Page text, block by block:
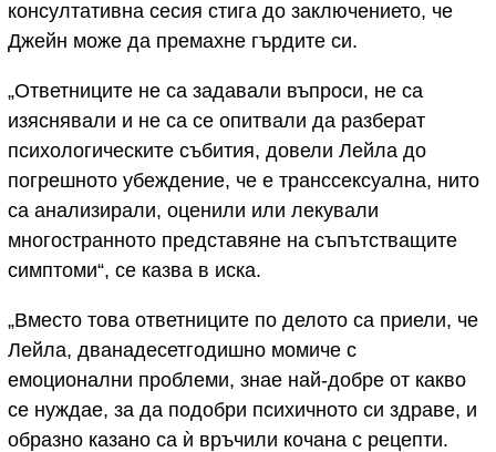
консултативна сесия стига до заключението, че
Джейн може да премахне гърдите си.
„Ответниците не са задавали въпроси, не са
изяснявали и не са се опитвали да разберат
психологическите събития, довели Лейла до
погрешното убеждение, че е транссексуална, нито
са анализирали, оценили или лекували
многостранното представяне на съпътстващите
симптоми“, се казва в иска.
„Вместо това ответниците по делото са приели, че
Лейла, дванадесетгодишно момиче с
емоционални проблеми, знае най-добре от какво
се нуждае, за да подобри психичното си здраве, и
образно казано са ѝ връчили кочана с рецепти.